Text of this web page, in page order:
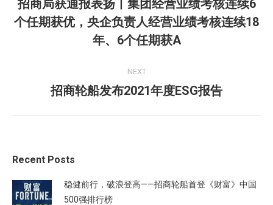
Previous
post:
招商局获通报表扬丨集团经营业绩考核连续6
个任期获优，央企负责人经营业绩考核连续18
年、6个任期获A
NEXT
Next
招商轮船发布2021年度ESG报告
Recent Posts
稳健前行，破浪登高——招商轮船首登《财富》中国
500强排行榜